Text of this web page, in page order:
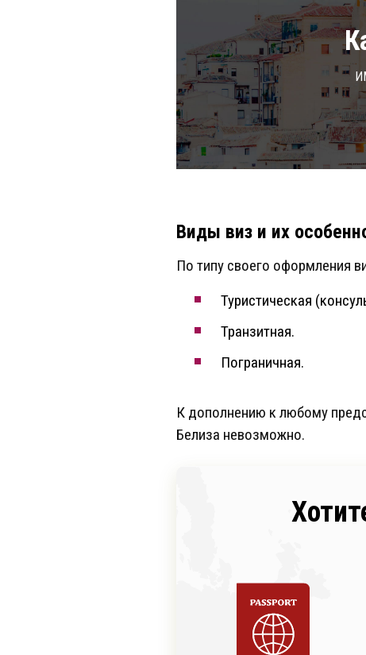
Виды виз и их
По типу своего оформления
Туристическая
Транзитная.
Пограничная.
К дополнению к любому
Белиза невозможно.